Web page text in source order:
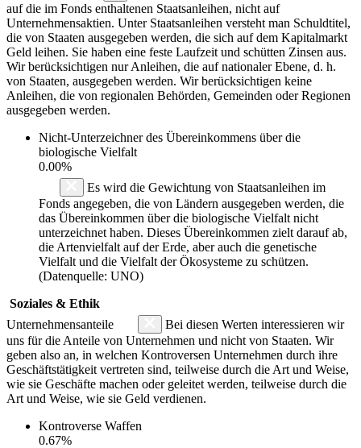
auf die im Fonds enthaltenen Staatsanleihen, nicht auf
Unternehmensaktien. Unter Staatsanleihen versteht man Schuldtitel,
die von Staaten ausgegeben werden, die sich auf dem Kapitalmarkt
Geld leihen. Sie haben eine feste Laufzeit und schütten Zinsen aus.
Wir berücksichtigen nur Anleihen, die auf nationaler Ebene, d. h.
von Staaten, ausgegeben werden. Wir berücksichtigen keine
Anleihen, die von regionalen Behörden, Gemeinden oder Regionen
ausgegeben werden.
Nicht-Unterzeichner des Übereinkommens über die
biologische Vielfalt
0.00%
Es wird die Gewichtung von Staatsanleihen im
Fonds angegeben, die von Ländern ausgegeben werden, die
das Übereinkommen über die biologische Vielfalt nicht
unterzeichnet haben. Dieses Übereinkommen zielt darauf ab,
die Artenvielfalt auf der Erde, aber auch die genetische
Vielfalt und die Vielfalt der Ökosysteme zu schützen.
(Datenquelle: UNO)
Soziales & Ethik
Unternehmensanteile
Bei diesen Werten interessieren wir
uns für die Anteile von Unternehmen und nicht von Staaten. Wir
geben also an, in welchen Kontroversen Unternehmen durch ihre
Geschäftstätigkeit vertreten sind, teilweise durch die Art und Weise,
wie sie Geschäfte machen oder geleitet werden, teilweise durch die
Art und Weise, wie sie Geld verdienen.
Kontroverse Waffen
0.67%